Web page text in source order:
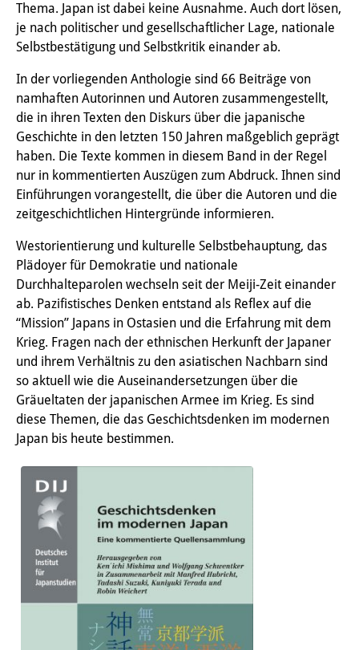
PhD Students
Interns
DIJ Alumni
Research
Research Overview
Research cluster:
Sustainability in Japan
Research cluster:
Digital Transformation
Research cluster:
Japan Transregional
Knowledge Lab:
Knowledge Production and
Knowledge Infrastructures
Individual projects
Previous Research Foci
Events
Events Overview
DIJ Forum
DIJ Study Group
Thema. Japan ist dabei keine Ausnahme. Auch dort lösen,
je nach politischer und gesellschaftlicher Lage, nationale
Selbstbestätigung und Selbstkritik einander ab.
In der vorliegenden Anthologie sind 66 Beiträge von
namhaften Autorinnen und Autoren zusammengestellt,
die in ihren Texten den Diskurs über die japanische
Geschichte in den letzten 150 Jahren maßgeblich geprägt
haben. Die Texte kommen in diesem Band in der Regel
nur in kommentierten Auszügen zum Abdruck. Ihnen sind
Einführungen vorangestellt, die über die Autoren und die
zeitgeschichtlichen Hintergründe informieren.
Westorientierung und kulturelle Selbstbehauptung, das
Plädoyer für Demokratie und nationale
Durchhalteparolen wechseln seit der Meiji-Zeit einander
ab. Pazifistisches Denken entstand als Reflex auf die
“Mission” Japans in Ostasien und die Erfahrung mit dem
Krieg. Fragen nach der ethnischen Herkunft der Japaner
und ihrem Verhältnis zu den asiatischen Nachbarn sind
so aktuell wie die Auseinandersetzungen über die
Gräueltaten der japanischen Armee im Krieg. Es sind
diese Themen, die das Geschichtsdenken im modernen
Japan bis heute bestimmen.